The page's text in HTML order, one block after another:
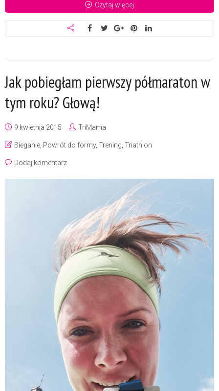
Czytaj więcej
Jak pobiegłam pierwszy półmaraton w
tym roku? Głową!
9 kwietnia 2015 TriMama
Bieganie Powrót do formy, Trening Triathlon
Dodaj komentarz